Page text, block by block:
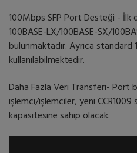
100Mbps SFP Port Desteği -
100BASE-LX/100BASE-SX/
bulunmaktadır. Ayrıca standard
kullanılabilmektedir.
Daha Fazla Veri Transferi- Port
işlemci/işlemciler, yeni
kapasitesine sahip olacak.